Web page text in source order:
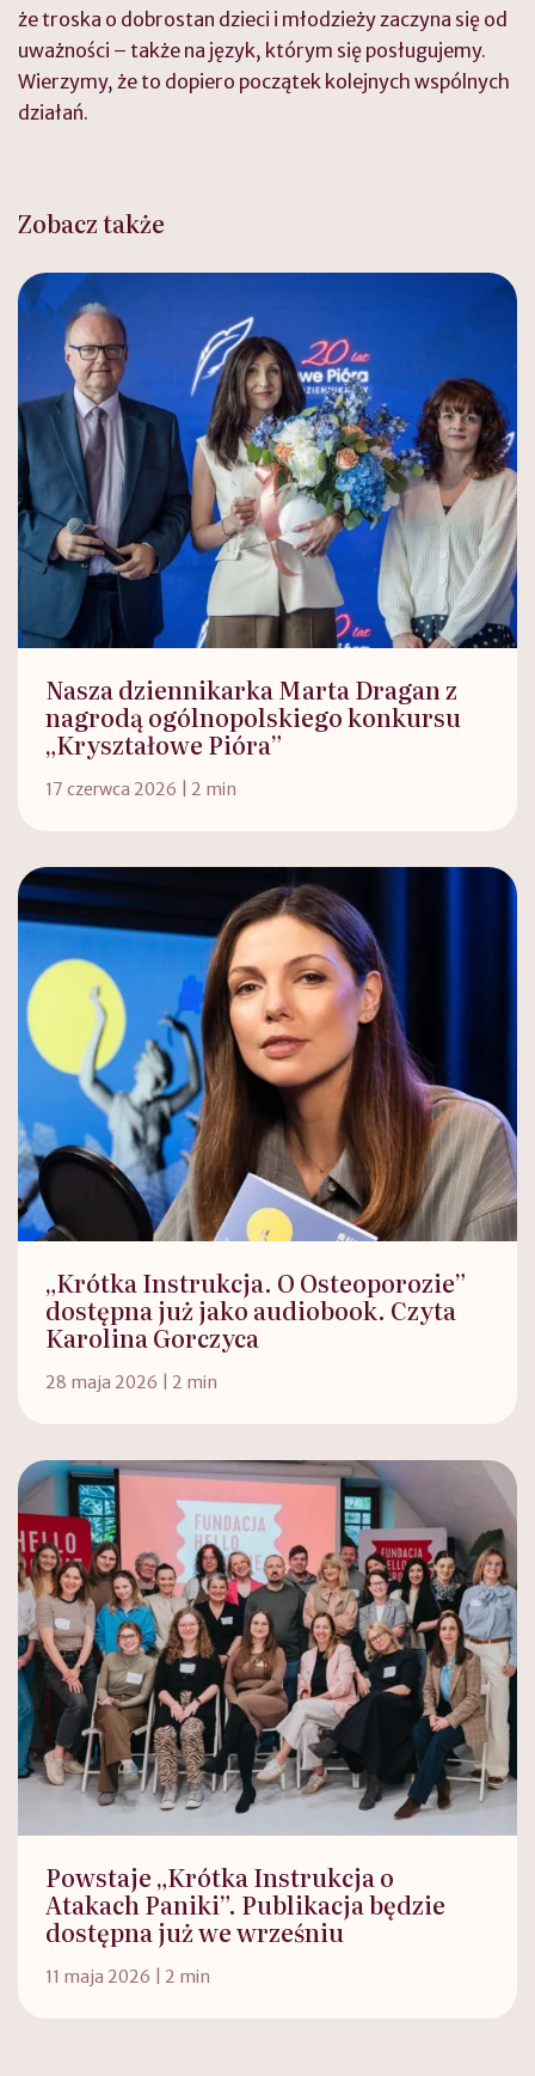
że troska o dobrostan dzieci i młodzieży zaczyna się od
uważności – także na język, którym się posługujemy.
Wierzymy, że to dopiero początek kolejnych wspólnych
działań.
Zobacz także
Nasza dziennikarka Marta Dragan z
nagrodą ogólnopolskiego konkursu
„Kryształowe Pióra”
17 czerwca 2026 | 2 min
„Krótka Instrukcja. O Osteoporozie”
dostępna już jako audiobook. Czyta
Karolina Gorczyca
28 maja 2026 | 2 min
Powstaje „Krótka Instrukcja o
Atakach Paniki”. Publikacja będzie
dostępna już we wrześniu
11 maja 2026 | 2 min